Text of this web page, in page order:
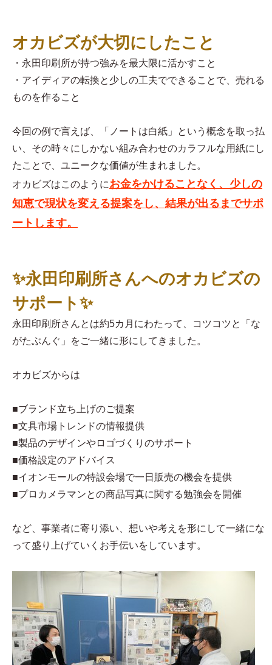
オカビズが大切にしたこと
・永田印刷所が持つ強みを最大限に活かすこと
・アイディアの転換と少しの工夫でできることで、売れる
ものを作ること
今回の例で言えば、「ノートは白紙」という概念を取っ払
い、その時々にしかない組み合わせのカラフルな用紙にし
たことで、ユニークな価値が生まれました。
オカビズはこのようにお金をかけることなく、少しの
知恵で現状を変える提案をし、結果が出るまでサポ
ートします。
✨永田印刷所さんへのオカビズの
サポート✨
永田印刷所さんとは約5カ月にわたって、コツコツと「な
がたぶんぐ」をご一緒に形にしてきました。
オカビズからは
■ブランド立ち上げのご提案
■文具市場トレンドの情報提供
■製品のデザインやロゴづくりのサポート
■価格設定のアドバイス
■イオンモールの特設会場で一日販売の機会を提供
■プロカメラマンとの商品写真に関する勉強会を開催
など、事業者に寄り添い、想いや考えを形にして一緒にな
って盛り上げていくお手伝いをしています。